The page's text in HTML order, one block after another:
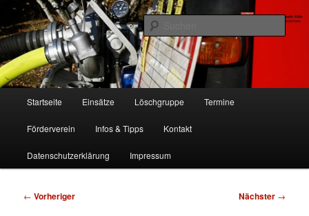
Zum
primären
Inhalt
springenFF Köln, LG RD
Freiwillige Feuerwehr Köln, Löschgruppe Rodenkirchen
Startseite Einsätze Löschgruppe Termine
Förderverein Infos & Tipps Kontakt
Datenschutzerklärung Impressum
Beitragsnavigation
← Vorheriger Nächster →